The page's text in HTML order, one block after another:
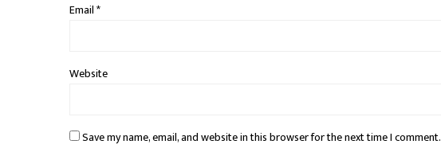
Email*
Website
Save my name, email, and website in this browser for the next time I comment.